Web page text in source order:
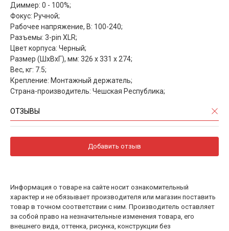
Диммер: 0 - 100%;
Фокус: Ручной;
Рабочее напряжение, В: 100-240;
Разъемы: 3-pin XLR;
Цвет корпуса: Черный;
Размер (ШхВхГ), мм: 326 x 331 x 274;
Вес, кг: 7.5;
Крепление: Монтажный держатель;
Страна-производитель: Чешская Республика;
ОТЗЫВЫ
Добавить отзыв
Информация о товаре на сайте носит ознакомительный
характер и не обязывает производителя или магазин поставить
товар в точном соответствии с ним. Производитель оставляет
за собой право на незначительные изменения товара, его
внешнего вида, оттенка, рисунка, конструкции без